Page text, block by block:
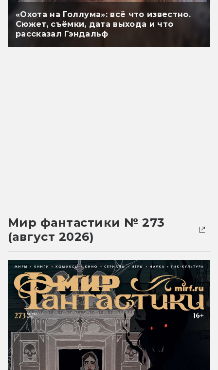
«Охота на Голлума»: всё что известно.
Сюжет, съёмки, дата выхода и что
рассказал Гэндальф
Мир фантастики № 273
(август 2026)